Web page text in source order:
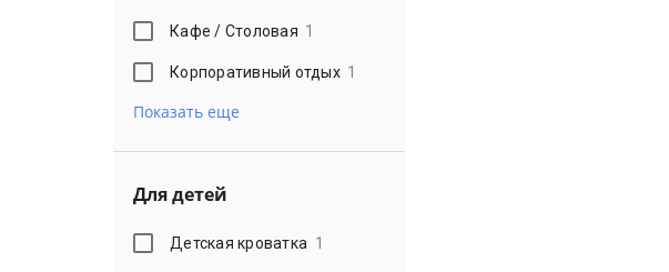
Кафе / Столовая 1
Корпоративный отдых 1
Показать еще
Для детей
Детская кроватка 1